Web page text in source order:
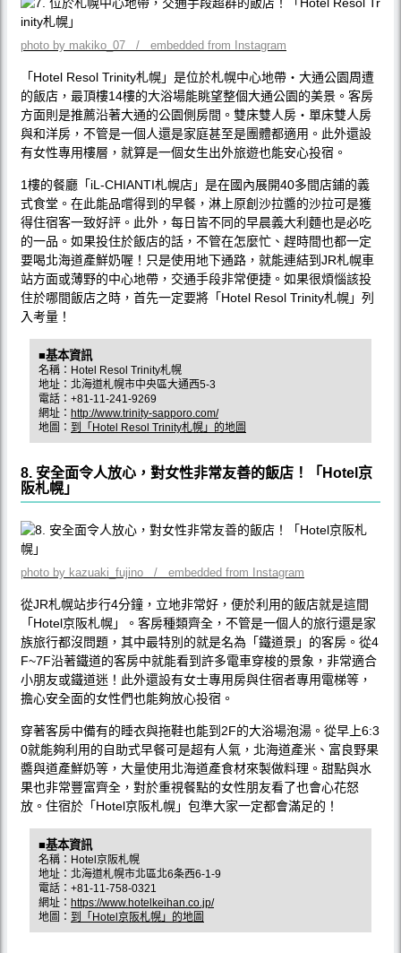
photo by makiko_07 / embedded from Instagram
「Hotel Resol Trinity札幌」是位於札幌中心地帶‧大通公園周遭
的飯店，最頂樓14樓的大浴場能眺望整個大通公園的美景。客房
方面則是推薦沿著大通的公園側房間。雙床雙人房‧單床雙人房
與和洋房，不管是一個人還是家庭甚至是團體都適用。此外還設
有女性專用樓層，就算是一個女生出外旅遊也能安心投宿。
1樓的餐廳「iL-CHIANTI札幌店」是在國內展開40多間店鋪的義
式食堂。在此能品嚐得到的早餐，淋上原創沙拉醬的沙拉可是獲
得住宿客一致好評。此外，每日皆不同的早晨義大利麵也是必吃
的一品。如果投住於飯店的話，不管在怎麼忙、趕時間也都一定
要喝北海道產鮮奶喔！只是使用地下通路，就能連結到JR札幌車
站方面或薄野的中心地帶，交通手段非常便捷。如果很煩惱該投
住於哪間飯店之時，首先一定要將「Hotel Resol Trinity札幌」列
入考量！
■基本資訊
名稱：Hotel Resol Trinity札幌
地址：北海道札幌市中央區大通西5-3
電話：+81-11-241-9269
網址： http://www.trinity-sapporo.com/
地圖： 到「Hotel Resol Trinity札幌」的地圖
8. 安全面令人放心，對女性非常友善的飯店！「Hotel京
阪札幌」
photo by kazuaki_fujino / embedded from Instagram
從JR札幌站步行4分鐘，立地非常好，便於利用的飯店就是這間
「Hotel京阪札幌」。客房種類齊全，不管是一個人的旅行還是家
族旅行都沒問題，其中最特別的就是名為「鐵道景」的客房。從4
F~7F沿著鐵道的客房中就能看到許多電車穿梭的景象，非常適合
小朋友或鐵道迷！此外還設有女士專用房與住宿者專用電梯等，
擔心安全面的女性們也能夠放心投宿。
穿著客房中備有的睡衣與拖鞋也能到2F的大浴場泡湯。從早上6:3
0就能夠利用的自助式早餐可是超有人氣，北海道產米、富良野果
醬與道產鮮奶等，大量使用北海道產食材來製做料理。甜點與水
果也非常豐富齊全，對於重視餐點的女性朋友看了也會心花怒
放。住宿於「Hotel京阪札幌」包準大家一定都會滿足的！
■基本資訊
名稱：Hotel京阪札幌
地址：北海道札幌市北區北6条西6-1-9
電話：+81-11-758-0321
網址： https://www.hotelkeihan.co.jp/
地圖： 到「Hotel京阪札幌」的地圖